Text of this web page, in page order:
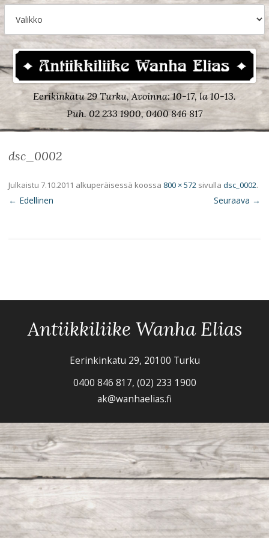
Eerikinkatu 29 Turku, Avoinna: 10-17, la 10-13.
Puh. 02 233 1900, 0400 846 817
dsc_0002
Julkaistu 7.10.2011 alkuperäisessä koossa 800 × 572 sivulla dsc_0002.
← Edellinen Seuraava →
Antiikkiliike Wanha Elias
Eerinkinkatu 29, 20100 Turku
0400 846 817, (02) 233 1900
ak@wanhaelias.fi